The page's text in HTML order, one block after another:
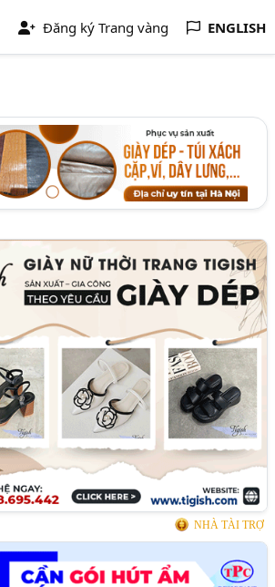
Đăng ký Trang vàng ENGLISH
NHÀ TÀI TRỢ